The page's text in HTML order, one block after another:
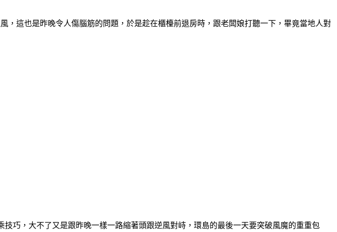
這也是昨晚令人傷腦筋的問題，於是趁在櫃檯前退房時，跟老闆娘打聽一下，畢竟當地人對
巧，大不了又是跟昨晚一樣一路縮著頭跟逆風對峙，環島的最後一天要突破風魔的重重包